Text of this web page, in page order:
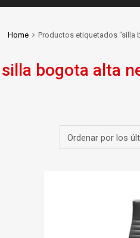
Home Productos etiquetados “silla
silla bogota alta